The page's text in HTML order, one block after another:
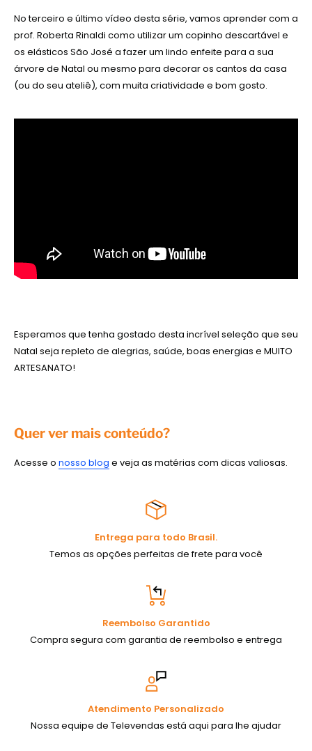
No terceiro e último vídeo desta série, vamos aprender com a
prof. Roberta Rinaldi como utilizar um copinho descartável e
os elásticos São José a fazer um lindo enfeite para a sua
árvore de Natal ou mesmo para decorar os cantos da casa
(ou do seu ateliê), com muita criatividade e bom gosto.
Esperamos que tenha gostado desta incrível seleção que seu
Natal seja repleto de alegrias, saúde, boas energias e MUITO
ARTESANATO!
Quer ver mais conteúdo?
Acesse o nosso blog e veja as matérias com dicas valiosas.
Entrega para todo Brasil.
Temos as opções perfeitas de frete para você
Reembolso Garantido
Compra segura com garantia de reembolso e entrega
Atendimento Personalizado
Nossa equipe de Televendas está aqui para lhe ajudar